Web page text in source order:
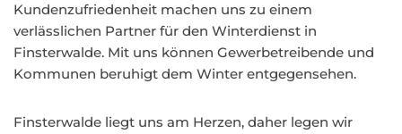
Kundenzufriedenheit machen uns zu einem
verlässlichen Partner für den Winterdienst in
Finsterwalde. Mit uns können Gewerbetreibende und
Kommunen beruhigt dem Winter entgegensehen.
Finsterwalde liegt uns am Herzen, daher legen wir